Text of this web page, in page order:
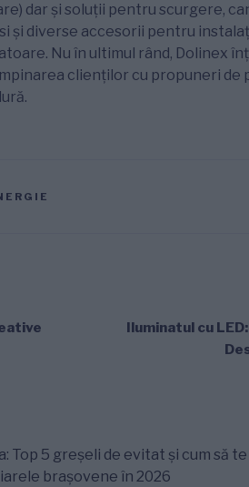
dar și soluții pentru scurgere,
și diverse accesorii pentru
Nu în ultimul rând, Dolinex
clienților cu propuneri de
Iluminatul cu
Top 5 greșeli de evitat și cum să
brașovene în 2026